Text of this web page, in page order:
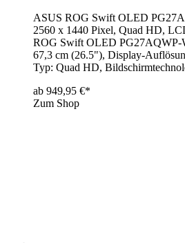
ASUS ROG Swift OLED
2560 x 1440 Pixel, Quad HD,
ROG Swift OLED PG27AQWP-
67,3 cm (26.5"), Display-
Typ: Quad HD,
ab 949,95 €*
Zum Shop